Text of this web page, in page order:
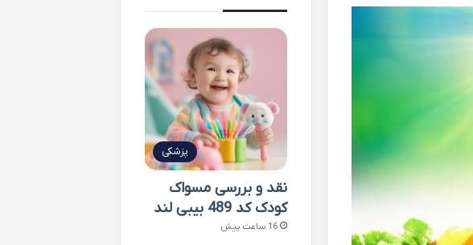
پزشکی
نقد و بررسی مسواک
کودک کد 489 بیبی لند
16 ساعت پیش